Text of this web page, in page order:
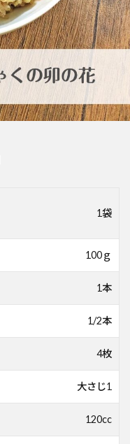
1袋
100ｇ
1本
1/2本
4枚
大さじ1
120cc